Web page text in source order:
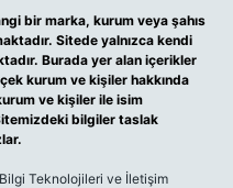
bir marka, kurum veya şahıs
Sitede yalnızca kendi
Burada yer alan içerikler
kurum ve kişiler hakkında
ve kişiler ile isim
bilgiler taslak
Teknolojileri ve İletişim